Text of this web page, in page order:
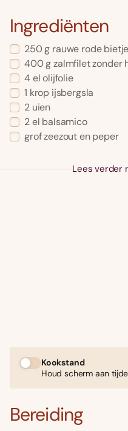
Ingrediënten
250 g rauwe rode
400 g zalmfilet zonder
4 el olijfolie
1 krop ijsbergsla
2 uien
2 el balsamico
grof zeezout en peper
Lees verder
Kookstand
Houd scherm aan
Bereiding